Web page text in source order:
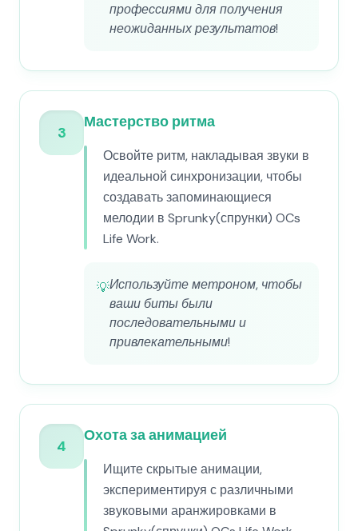
профессиями для получения
неожиданных результатов!
3
Мастерство ритма
Освойте ритм, накладывая звуки в
идеальной синхронизации, чтобы
создавать запоминающиеся
мелодии в Sprunky(спрунки) OCs
Life Work.
💡Используйте метроном, чтобы
ваши биты были
последовательными и
привлекательными!
4
Охота за анимацией
Ищите скрытые анимации,
экспериментируя с различными
звуковыми аранжировками в